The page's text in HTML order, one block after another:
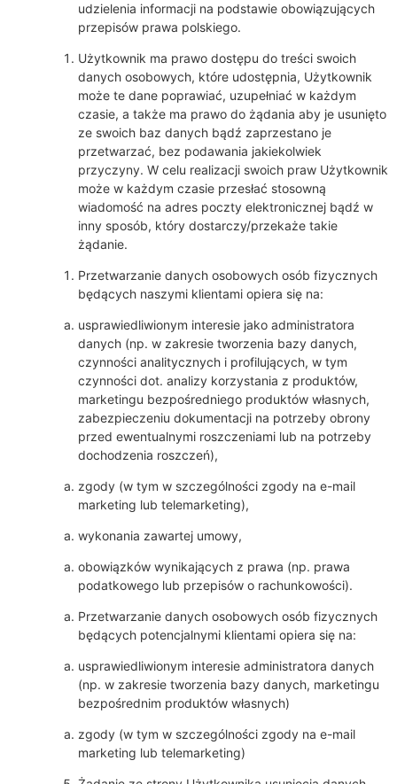
udzielenia informacji na podstawie obowiązujących
przepisów prawa polskiego.
Użytkownik ma prawo dostępu do treści swoich
danych osobowych, które udostępnia, Użytkownik
może te dane poprawiać, uzupełniać w każdym
czasie, a także ma prawo do żądania aby je usunięto
ze swoich baz danych bądź zaprzestano je
przetwarzać, bez podawania jakiekolwiek
przyczyny. W celu realizacji swoich praw Użytkownik
może w każdym czasie przesłać stosowną
wiadomość na adres poczty elektronicznej bądź w
inny sposób, który dostarczy/przekaże takie
żądanie.
Przetwarzanie danych osobowych osób fizycznych
będących naszymi klientami opiera się na:
usprawiedliwionym interesie jako administratora
danych (np. w zakresie tworzenia bazy danych,
czynności analitycznych i profilujących, w tym
czynności dot. analizy korzystania z produktów,
marketingu bezpośredniego produktów własnych,
zabezpieczeniu dokumentacji na potrzeby obrony
przed ewentualnymi roszczeniami lub na potrzeby
dochodzenia roszczeń),
zgody (w tym w szczególności zgody na e-mail
marketing lub telemarketing),
wykonania zawartej umowy,
obowiązków wynikających z prawa (np. prawa
podatkowego lub przepisów o rachunkowości).
Przetwarzanie danych osobowych osób fizycznych
będących potencjalnymi klientami opiera się na:
usprawiedliwionym interesie administratora danych
(np. w zakresie tworzenia bazy danych, marketingu
bezpośrednim produktów własnych)
zgody (w tym w szczególności zgody na e-mail
marketing lub telemarketing)